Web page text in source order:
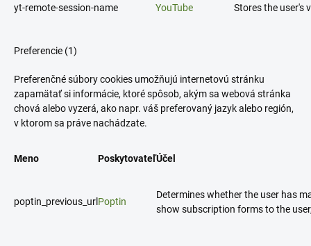
yt-remote-session-name YouTube Stores the user's
Preferencie (1)
Preferenčné súbory cookies umožňujú internetovú stránku
zapamätať si informácie, ktoré spôsob, akým sa webová stránka
chová alebo vyzerá, ako napr. váš preferovaný jazyk alebo región,
v ktorom sa práve nachádzate.
Meno PoskytovateľÚčel
poptin_previous_url Poptin
Determines whether the user has
show subscription forms to the